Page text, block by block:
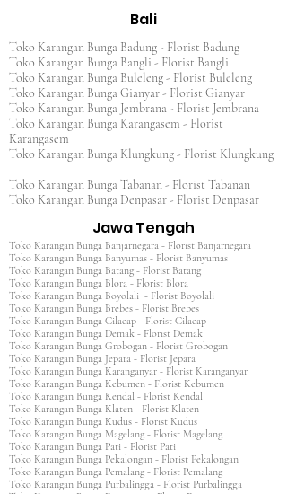
Bali
Toko Karangan Bunga Badung - Florist Badung
Toko Karangan Bunga Bangli - Florist Bangli
Toko Karangan Bunga Buleleng - Florist Buleleng
Toko Karangan Bunga Gianyar - Florist Gianyar
Toko Karangan Bunga Jembrana - Florist Jembrana
Toko Karangan Bunga Karangasem - Florist
Karangasem
Toko Karangan Bunga Klungkung - Florist Klungkung
Toko Karangan Bunga Tabanan - Florist Tabanan
Toko Karangan Bunga Denpasar - Florist Denpasar
Jawa Tengah
Toko Karangan Bunga Banjarnegara - Florist Banjarnegara
Toko Karangan Bunga Banyumas - Florist Banyumas
Toko Karangan Bunga Batang - Florist Batang
Toko Karangan Bunga Blora - Florist Blora
Toko Karangan Bunga Boyolali - Florist Boyolali
Toko Karangan Bunga Brebes - Florist Brebes
Toko Karangan Bunga Cilacap - Florist Cilacap
Toko Karangan Bunga Demak - Florist Demak
Toko Karangan Bunga Grobogan - Florist Grobogan
Toko Karangan Bunga Jepara - Florist Jepara
Toko Karangan Bunga Karanganyar - Florist Karanganyar
Toko Karangan Bunga Kebumen - Florist Kebumen
Toko Karangan Bunga Kendal - Florist Kendal
Toko Karangan Bunga Klaten - Florist Klaten
Toko Karangan Bunga Kudus - Florist Kudus
Toko Karangan Bunga Magelang - Florist Magelang
Toko Karangan Bunga Pati - Florist Pati
Toko Karangan Bunga Pekalongan - Florist Pekalongan
Toko Karangan Bunga Pemalang - Florist Pemalang
Toko Karangan Bunga Purbalingga - Florist Purbalingga